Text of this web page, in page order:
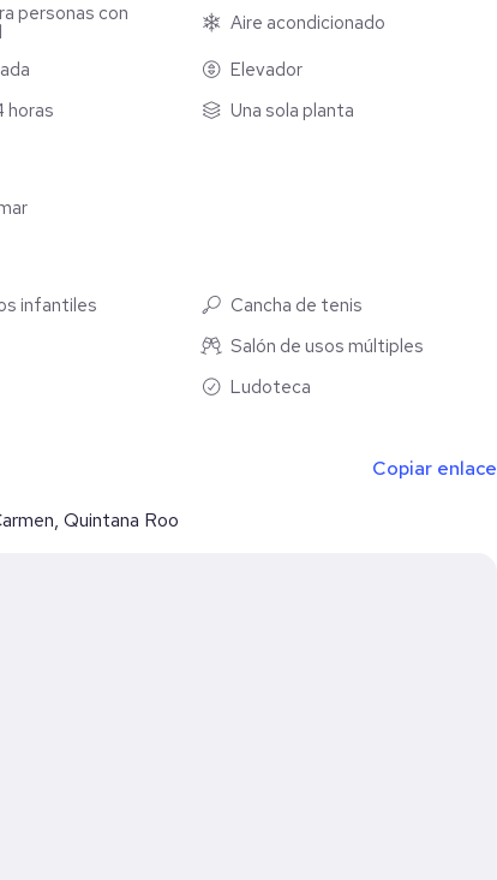
horno, tarja, campana y parrilla de gas)
zona de hamacas, kids club, área de asadores, gym,
personas con
Aire acondicionado
Elevador
horas Una sola planta
infantiles
Cancha de tenis
Salón de usos múltiples
Ludoteca
Copiar enlace
Quintana Roo